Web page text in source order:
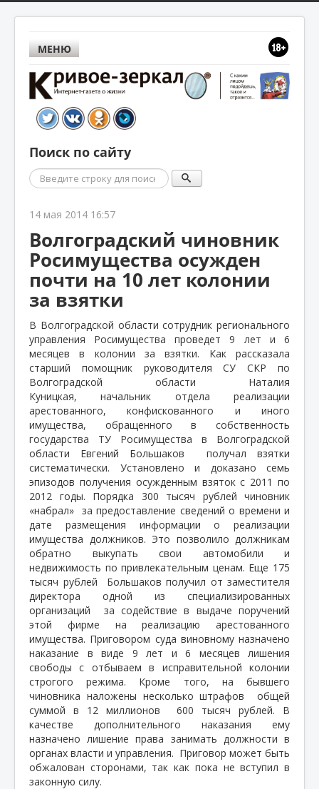
МЕНЮ
Поиск по сайту
Поиск
14 мая 2014 16:57
Волгоградский чиновник
Росимущества осужден
почти на 10 лет колонии
за взятки
В Волгоградской области сотрудник регионального
управления Росимущества проведет 9 лет и 6
месяцев в колонии за взятки. Как рассказала
старший помощник руководителя СУ СКР по
Волгоградской области Наталия
Куницкая, начальник отдела реализации
арестованного, конфискованного и иного
имущества, обращенного в собственность
государства ТУ Росимущества в Волгоградской
области Евгений Большаков
получал взятки
систематически. Установлено и доказано семь
эпизодов получения осужденным взяток с 2011 по
2012 годы. Порядка 300 тысяч рублей чиновник
«набрал» за предоставление сведений о времени и
дате размещения информации о реализации
имущества должников. Это позволило должникам
обратно выкупать свои автомобили и
недвижимость по привлекательным ценам. Еще 175
тысяч рублей
Большаков получил от заместителя
директора одной из специализированных
организаций
за содействие в выдаче поручений
этой фирме на реализацию арестованного
имущества. Приговором суда виновному назначено
наказание в виде 9 лет и 6 месяцев лишения
свободы с отбываем в исправительной колонии
строгого режима. Кроме того, на бывшего
чиновника наложены несколько штрафов
общей
суммой в 12 миллионов
600 тысяч рублей. В
качестве дополнительного наказания ему
назначено лишение права занимать должности в
органах власти и управления. Приговор может быть
обжалован сторонами, так как пока не вступил в
законную силу.